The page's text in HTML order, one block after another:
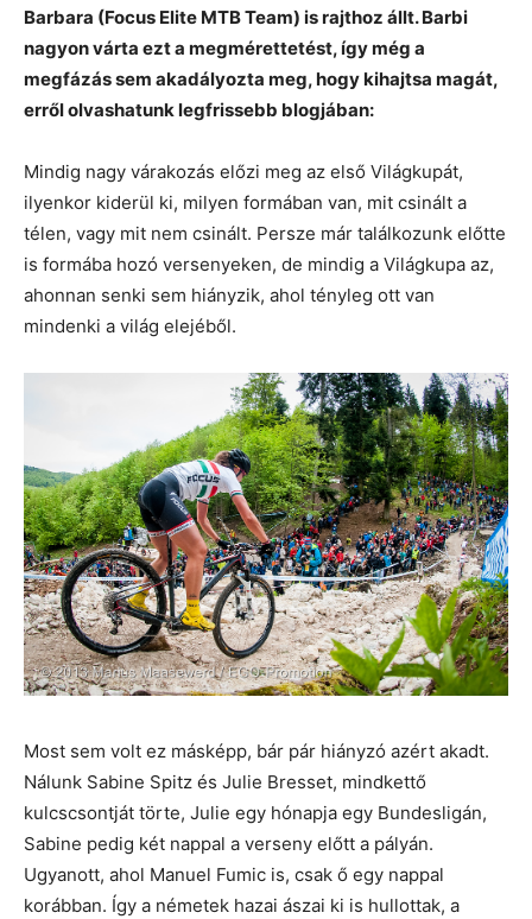
Barbara (Focus Elite MTB Team) is rajthoz állt. Barbi
nagyon várta ezt a megmérettetést, így még a
megfázás sem akadályozta meg, hogy kihajtsa magát,
erről olvashatunk legfrissebb blogjában:
Mindig nagy várakozás előzi meg az első Világkupát,
ilyenkor kiderül ki, milyen formában van, mit csinált a
télen, vagy mit nem csinált. Persze már találkozunk előtte
is formába hozó versenyeken, de mindig a Világkupa az,
ahonnan senki sem hiányzik, ahol tényleg ott van
mindenki a világ elejéből.
Most sem volt ez másképp, bár pár hiányzó azért akadt.
Nálunk Sabine Spitz és Julie Bresset, mindkettő
kulcscsontját törte, Julie egy hónapja egy Bundesligán,
Sabine pedig két nappal a verseny előtt a pályán.
Ugyanott, ahol Manuel Fumic is, csak ő egy nappal
korábban. Így a németek hazai ászai ki is hullottak, a